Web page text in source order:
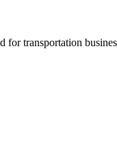
transportation